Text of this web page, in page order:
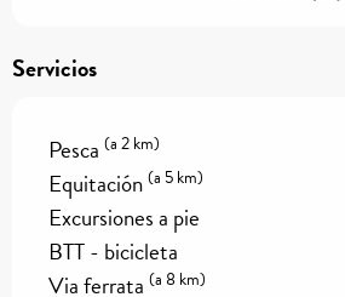
Servicios
Pesca (a 2 km)
Equitación(a 5 km)
Excursiones a pie
BTT - bicicleta
Via ferrata (a 8 km)